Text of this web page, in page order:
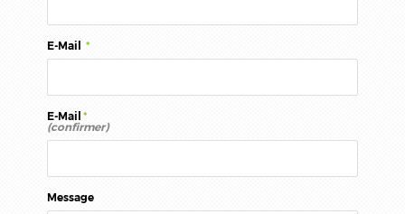
E-Mail *
E-Mail *
(confirmer)
Message